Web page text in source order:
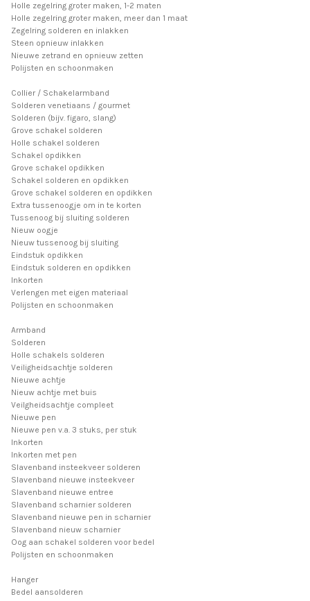
Holle zegelring groter maken, 1-2 maten
Holle zegelring groter maken, meer dan 1 maat
Zegelring solderen en inlakken
Steen opnieuw inlakken
Nieuwe zetrand en opnieuw zetten
Polijsten en schoonmaken
Collier / Schakelarmband
Solderen venetiaans / gourmet
Solderen (bijv. figaro, slang)
Grove schakel solderen
Holle schakel solderen
Schakel opdikken
Grove schakel opdikken
Schakel solderen en opdikken
Grove schakel solderen en opdikken
Extra tussenoogje om in te korten
Tussenoog bij sluiting solderen
Nieuw oogje
Nieuw tussenoog bij sluiting
Eindstuk opdikken
Eindstuk solderen en opdikken
Inkorten
Verlengen met eigen materiaal
Polijsten en schoonmaken
Armband
Solderen
Holle schakels solderen
Veiligheidsachtje solderen
Nieuwe achtje
Nieuw achtje met buis
Veilgheidsachtje compleet
Nieuwe pen
Nieuwe pen v.a. 3 stuks, per stuk
Inkorten
Inkorten met pen
Slavenband insteekveer solderen
Slavenband nieuwe insteekveer
Slavenband nieuwe entree
Slavenband scharnier solderen
Slavenband nieuwe pen in scharnier
Slavenband nieuw scharnier
Oog aan schakel solderen voor bedel
Polijsten en schoonmaken
Hanger
Bedel aansolderen